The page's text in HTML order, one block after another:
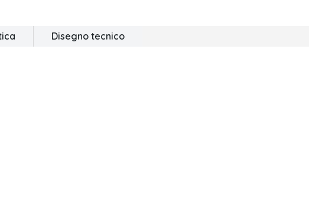
Disegno tecnico